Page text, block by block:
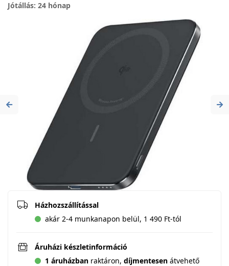
Jótállás: 24 hónap
Previous
Házhozszállítással
akár 2-4 munkanapon belül, 1 490 Ft-tól
Áruházi készletinformáció
1 áruházban raktáron, díjmentesen átvehető